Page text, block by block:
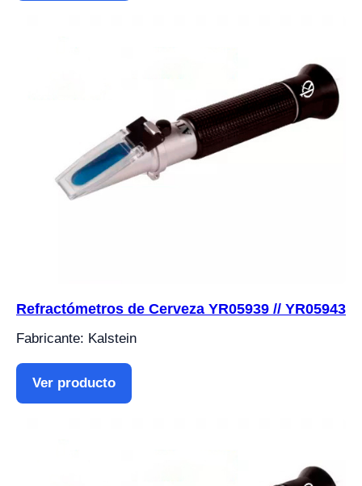
Refractómetros de Cerveza YR05939 // YR05943
Fabricante: Kalstein
Ver producto